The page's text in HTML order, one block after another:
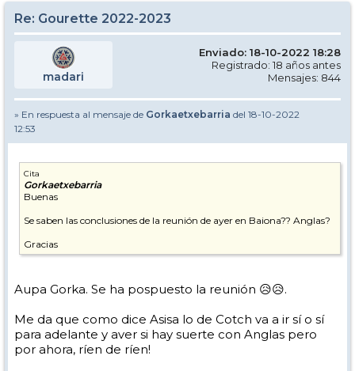
Re: Gourette 2022-2023
madari
Enviado: 18-10-2022 18:28
Registrado: 18 años antes
Mensajes: 844
» En respuesta al mensaje de Gorkaetxebarria del 18-10-2022
12:53
Cita
Gorkaetxebarria
Buenas
Se saben las conclusiones de la reunión de ayer en Baiona?? Anglas?
Gracias
Aupa Gorka. Se ha pospuesto la reunión 😥😥.
Me da que como dice Asisa lo de Cotch va a ir sí o sí
para adelante y aver si hay suerte con Anglas pero
por ahora, ríen de ríen!